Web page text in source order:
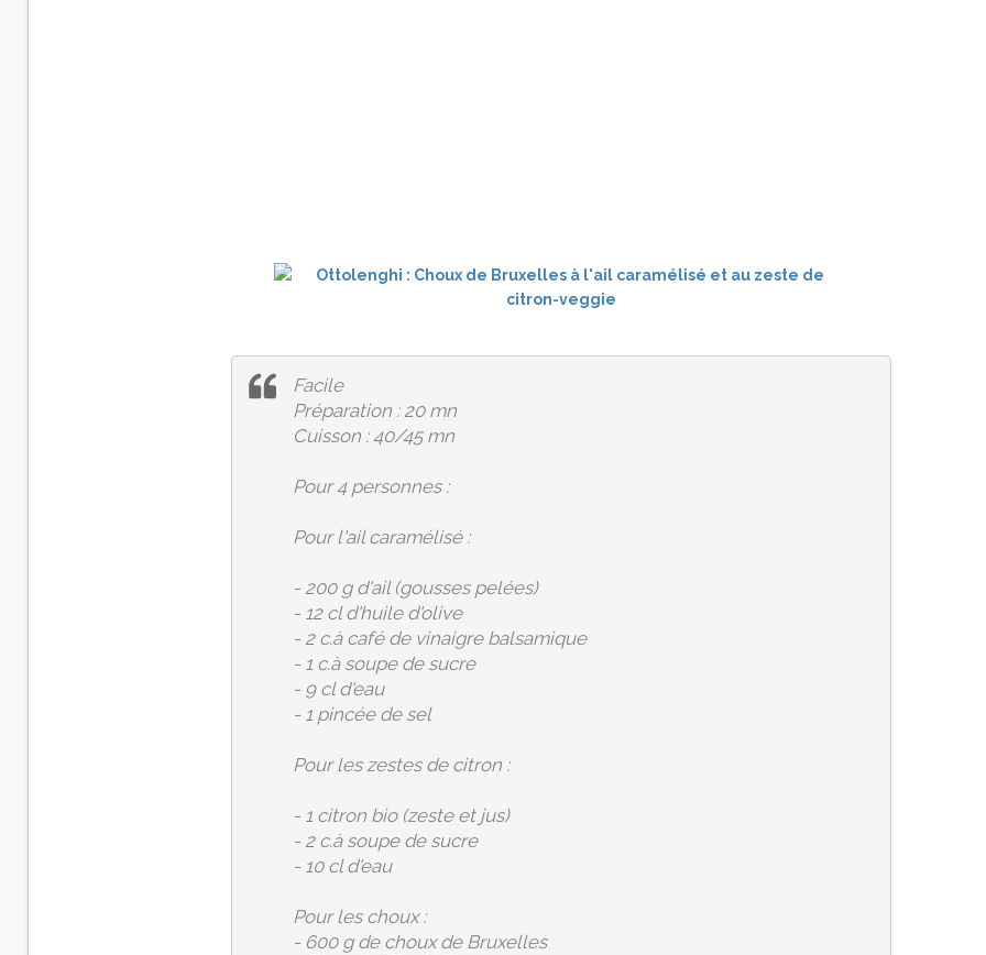
Facile
Préparation : 20 mn
Cuisson : 40/45 mn
Pour 4 personnes :
Pour l'ail caramélisé :
- 200 g d'ail (gousses pelées)
- 12 cl d'huile d'olive
- 2 c.à café de vinaigre balsamique
- 1 c.à soupe de sucre
- 9 cl d'eau
- 1 pincée de sel
Pour les zestes de citron :
- 1 citron bio (zeste et jus)
- 2 c.à soupe de sucre
- 10 cl d'eau
Pour les choux :
- 600 g de choux de Bruxelles